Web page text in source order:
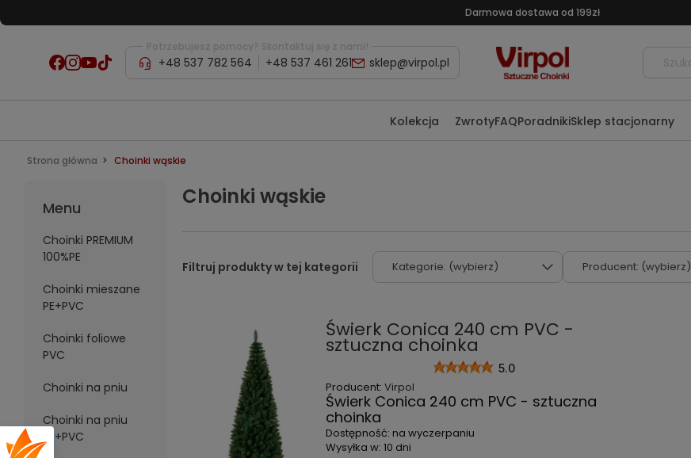
Darmowa dostawa od 199zł
Potrzebujesz pomocy? Skontaktuj się z nami!
+48 537 782 564 +48 537 461 261 sklep@virpol.pl
Kolekcja ZwrotyFAQPoradnikiSklep stacjonarny
Strona główna Choinki wąskie
Menu
Choinki PREMIUM
100%PE
Choinki mieszane
PE+PVC
Choinki foliowe
PVC
Choinki na pniu
Choinki na pniu
PE+PVC
Choinki wąskie
Kategorie: (wybierz) Producent: (wybierz)
Świerk Conica 240 cm PVC -
sztuczna choinka
5.0
Producent:Virpol
Świerk Conica 240 cm PVC - sztuczna
choinka
Dostępność: na wyczerpaniu
Wysyłka w: 10 dni